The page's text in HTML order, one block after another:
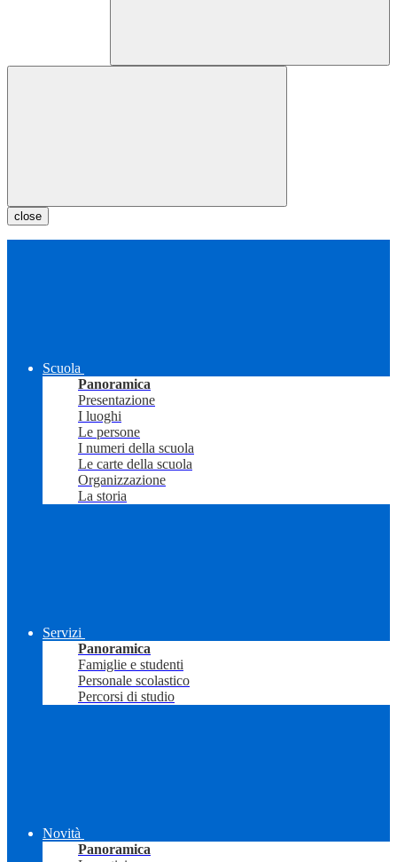
close
Scuola
Panoramica
Presentazione
I luoghi
Le persone
I numeri della scuola
Le carte della scuola
Organizzazione
La storia
Servizi
Panoramica
Famiglie e studenti
Personale scolastico
Percorsi di studio
Novità
Panoramica